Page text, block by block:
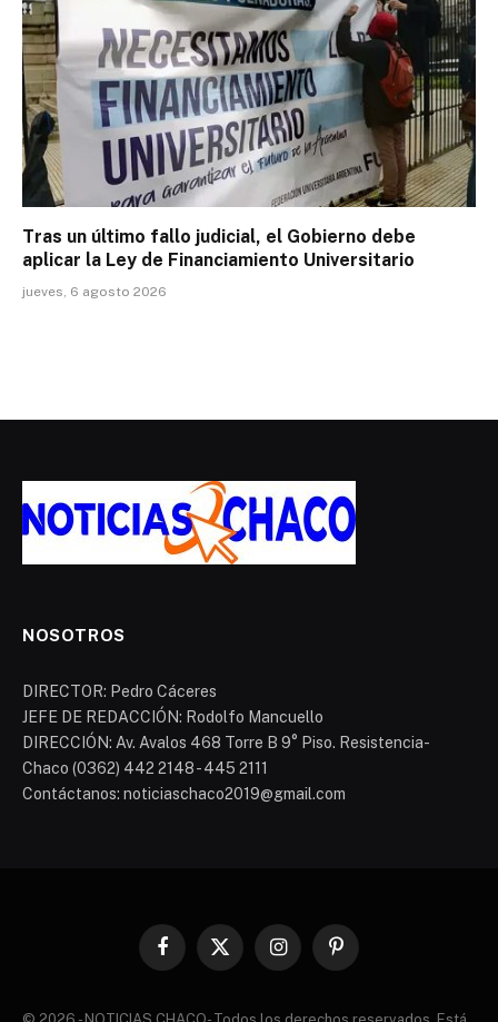
Tras un último fallo judicial, el Gobierno debe
aplicar la Ley de Financiamiento Universitario
jueves, 6 agosto 2026
NOSOTROS
DIRECTOR: Pedro Cáceres
JEFE DE REDACCIÓN: Rodolfo Mancuello
DIRECCIÓN: Av. Avalos 468 Torre B 9° Piso. Resistencia-
Chaco (0362) 442 2148 - 445 2111
Contáctanos: noticiaschaco2019@gmail.com
Facebook
X
InstagramPinterest